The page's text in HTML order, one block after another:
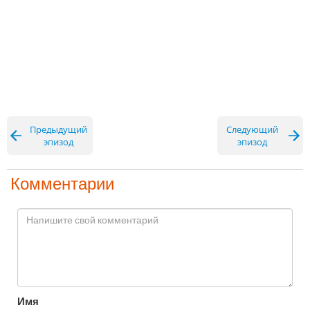
Предыдущий
эпизод
Следующий
эпизод
Комментарии
Имя